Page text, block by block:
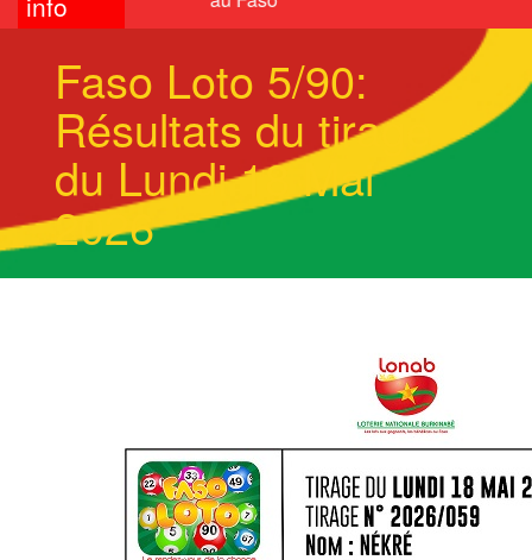
Faso Loto 5/90:
Résultats du tirage
du Lundi 18 Mai
2026